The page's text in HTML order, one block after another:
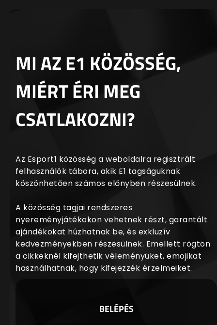
MI AZ E1 KÖZÖSSÉG,
MIÉRT ÉRI MEG
CSATLAKOZNI?
Az Esport1 közösség a weboldalra regisztrált
felhasználók tábora, akik E1 tagságuknak
köszönhetően számos előnyben részesülnek.
A közösség tagjai rendszeres
nyereményjátékokon vehetnek részt, garantált
ajándékokat húzhatnak be, és exkluzív
kedvezményekben részesülnek. Emellett rögtön
a cikkeknél kifejthetik véleményüket, emojikat
használhatnak, hogy kifejezzék érzelmeiket.
BELÉPÉS